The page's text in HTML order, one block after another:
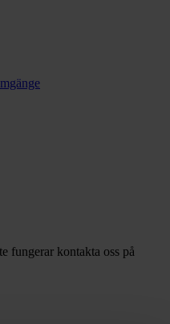
fungerar kontakta oss på